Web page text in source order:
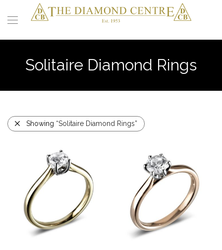
Solitaire Diamond Rings
Showing “Solitaire Diamond Rings”